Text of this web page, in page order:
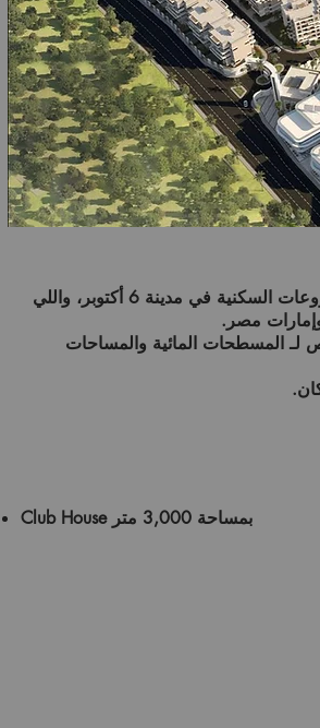
السكنية في مدينة 6 أكتوبر
، واللي
مصر .
لـ المسطحات المائية والمساحات
Club House
بمساحة 3,000 متر